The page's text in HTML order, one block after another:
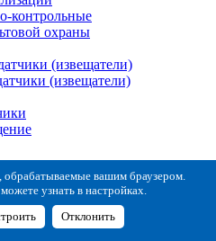
контрольные
охраны
(извещатели)
(извещатели)
материалы
для извещателей
обрабатываемые вашим браузером.
узнать в настройках.
Отклонить